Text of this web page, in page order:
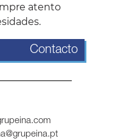
atento
Contacto